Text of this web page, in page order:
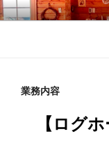
コ
ン
ログホー
北海道のログハウス
業務内容
【ログ